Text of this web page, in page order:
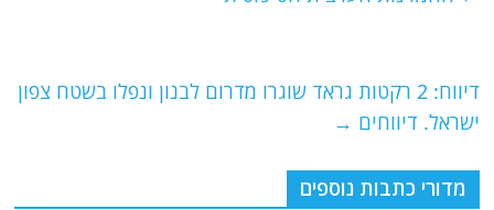
p
o
דיווח: 2 רקטות גראד שוגרו מדרום לבנון ונפלו בשטח צפון
ישראל. דיווחים →
מדורי כתבות נוספים